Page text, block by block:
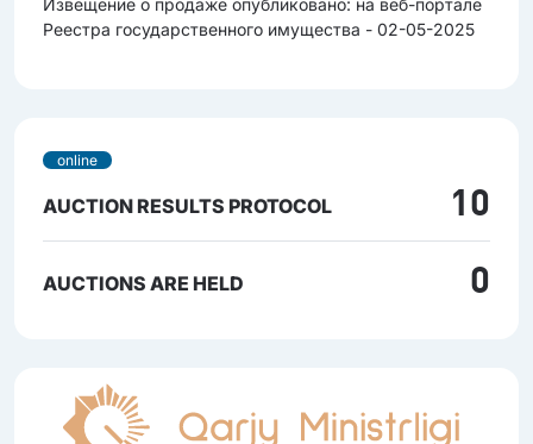
Извещение о продаже опубликовано: на веб-портале
Реестра государственного имущества - 02-05-2025
online
AUCTION RESULTS PROTOCOL 10
AUCTIONS ARE HELD 0